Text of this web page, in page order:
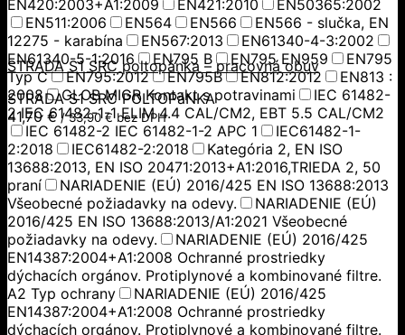
EN420:2003+A1:2009
EN421:2010
EN50365:2002
EN511:2006
EN564 EN566
EN566 - slučka, EN
12275 - karabína
EN567:2013
EN61340-4-3:2002
EN61340-5-1:2016
EN795 B EN795 EN959
EN795
Typ C
EN795:2012 EN795B EN812:2012
EN813 :
2008
GLOB MIGR Kontakt s potravinami
IEC 61482-
2 IEC 61482-1-1 ELIM 4.4 CAL/CM2, EBT 5.5 CAL/CM2
IEC 61482-2 IEC 61482-1-2 APC 1
IEC61482-1-
2:2018
IEC61482-2:2018
Kategória 2, EN ISO
13688:2013, EN ISO 20471:2013+A1:2016,TRIEDA 2, 50
praní
NARIADENIE (EÚ) 2016/425 EN ISO 13688:2013
Všeobecné požiadavky na odevy.
NARIADENIE (EÚ)
2016/425 EN ISO 13688:2013/A1:2021 Všeobecné
požiadavky na odevy.
NARIADENIE (EÚ) 2016/425
EN14387:2004+A1:2008 Ochranné prostriedky
dýchacích orgánov. Protiplynové a kombinované filtre.
A2 Typ ochrany
NARIADENIE (EÚ) 2016/425
EN14387:2004+A1:2008 Ochranné prostriedky
dýchacích orgánov. Protiplynové a kombinované filtre.
STRADA S1 SRC poltopánka – pracovná obuv
STRADA S1 SRC POLTOPáNKA
41,70 € /33,90€bez DPH